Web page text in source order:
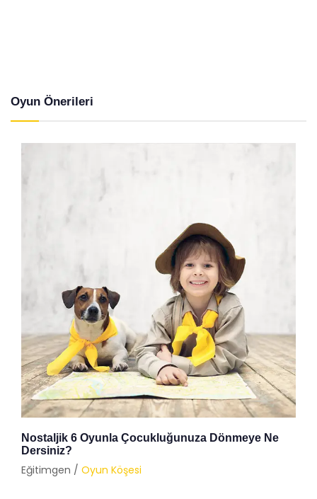
Oyun Önerileri
Nostaljik 6 Oyunla Çocukluğunuza Dönmeye Ne
Dersiniz?
Eğitimgen / Oyun Köşesi